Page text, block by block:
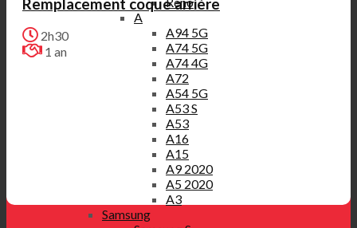
A
A94 5G
A74 5G
A74 4G
A72
A54 5G
A53 S
A53
A16
A15
A9 2020
A5 2020
A3
Samsung
Remplacement coque arrière
2h30
1 an